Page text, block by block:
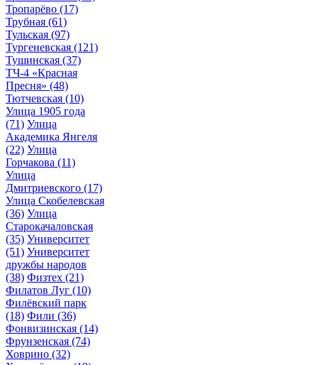
Тропарёво (17)
Трубная (61)
Тульская (97)
Тургеневская (121)
Тушинская (37)
ТЧ-4 «Красная
Пресня» (48)
Тютчевская (10)
Улица 1905 года
(71) Улица
Академика Янгеля
(22) Улица
Горчакова (11)
Улица
Дмитриевского (17)
Улица Скобелевская
(36) Улица
Старокачаловская
(35) Университет
(51) Университет
дружбы народов
(38) Физтех (21)
Филатов Луг (10)
Филёвский парк
(18) Фили (36)
Фонвизинская (14)
Фрунзенская (74)
Ховрино (32)